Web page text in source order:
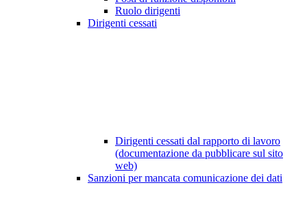
Ruolo dirigenti
Dirigenti cessati
Dirigenti cessati dal rapporto di lavoro
(documentazione da pubblicare sul sito
web)
Sanzioni per mancata comunicazione dei dati